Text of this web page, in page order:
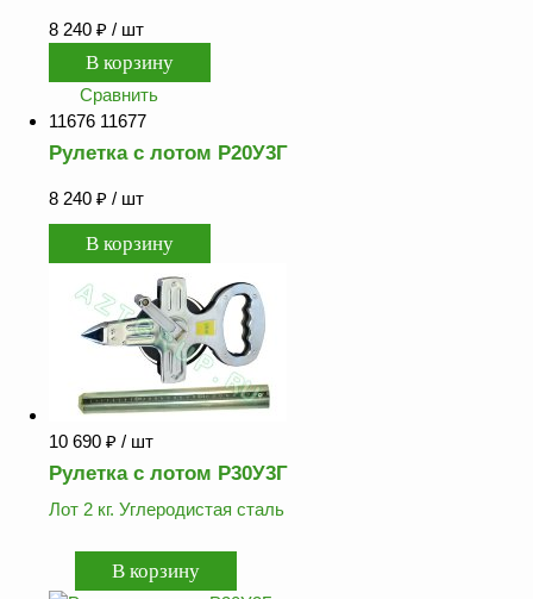
8 240 ₽ / шт
Сравнить
11676 11677
Рулетка с лотом Р20У3Г
8 240 ₽ / шт
10 690 ₽ / шт
Рулетка с лотом Р30У3Г
Лот 2 кг. Углеродистая сталь